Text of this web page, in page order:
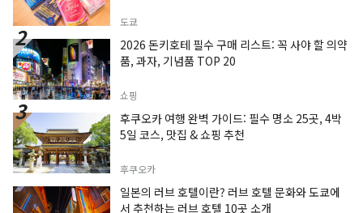
도쿄
2026 돈키호테 필수 구매 리스트: 꼭 사야 할 의약
품, 과자, 기념품 TOP 20
쇼핑
후쿠오카 여행 완벽 가이드: 필수 명소 25곳, 4박
5일 코스, 맛집 & 쇼핑 추천
후쿠오카
일본의 러브 호텔이란? 러브 호텔 문화와 도쿄에
서 추천하는 러브 호텔 10곳 소개